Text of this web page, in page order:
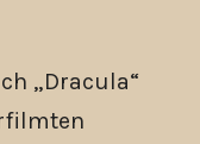
„Dracula“